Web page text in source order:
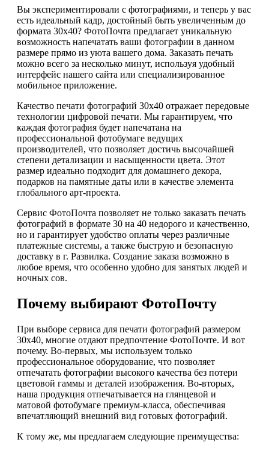
Вы экспериментировали с фотографиями, и теперь у вас
есть идеальный кадр, достойный быть увеличенным до
формата 30х40? ФотоПочта предлагает уникальную
возможность напечатать ваши фотографии в данном
размере прямо из уюта вашего дома. Заказать печать
можно всего за несколько минут, используя удобный
интерфейс нашего сайта или специализированное
мобильное приложение.
Качество печати фотографий 30х40 отражает передовые
технологии цифровой печати. Мы гарантируем, что
каждая фотография будет напечатана на
профессиональной фотобумаге ведущих
производителей, что позволяет достичь высочайшей
степени детализации и насыщенности цвета. Этот
размер идеально подходит для домашнего декора,
подарков на памятные даты или в качестве элемента
глобального арт-проекта.
Сервис ФотоПочта позволяет не только заказать печать
фотографий в формате 30 на 40 недорого и качественно,
но и гарантирует удобство оплаты через различные
платежные системы, а также быструю и безопасную
доставку в г. Развилка. Создание заказа возможно в
любое время, что особенно удобно для занятых людей и
ночных сов.
Почему выбирают ФотоПочту
При выборе сервиса для печати фотографий размером
30х40, многие отдают предпочтение ФотоПочте. И вот
почему. Во-первых, мы используем только
профессиональное оборудование, что позволяет
отпечатать фотографии высокого качества без потери
цветовой гаммы и деталей изображения. Во-вторых,
наша продукция отпечатывается на глянцевой и
матовой фотобумаге премиум-класса, обеспечивая
впечатляющий внешний вид готовых фотографий.
К тому же, мы предлагаем следующие преимущества: